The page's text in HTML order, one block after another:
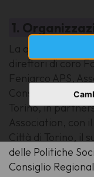
1.
La quarta
direttori di coro
Feniarco APS,
Conservatorio
Torino, in
Association, con
Città di Torino, il
delle Politiche
Consiglio